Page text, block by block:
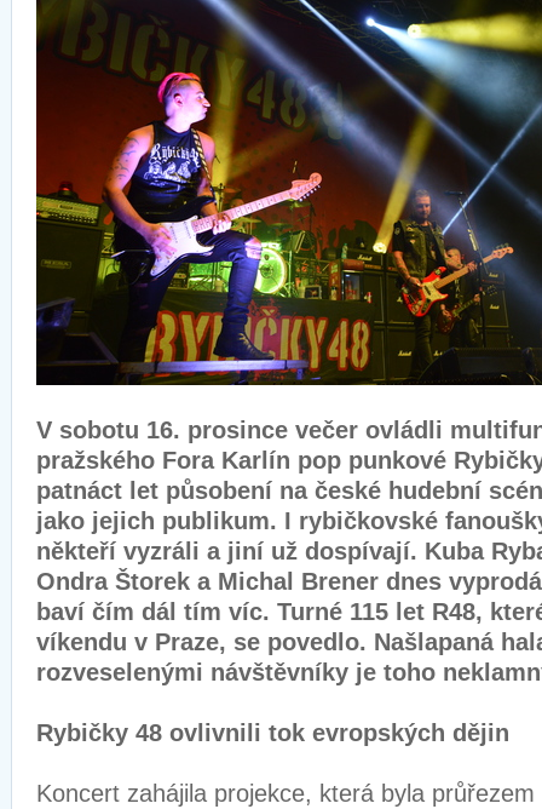
V sobotu 16. prosince večer ovládli
pražského Fora Karlín pop punkové
patnáct let působení na české hudební
jako jejich publikum. I rybičkovské
někteří vyzráli a jiní už dospívají. Kuba
Ondra Štorek a Michal Brener dnes
baví čím dál tím víc. Turné 115 let R48,
víkendu v Praze, se povedlo. Našlapaná
rozveselenými návštěvníky je toho
Rybičky 48 ovlivnili tok evropských dějin
Koncert zahájila projekce, která byla